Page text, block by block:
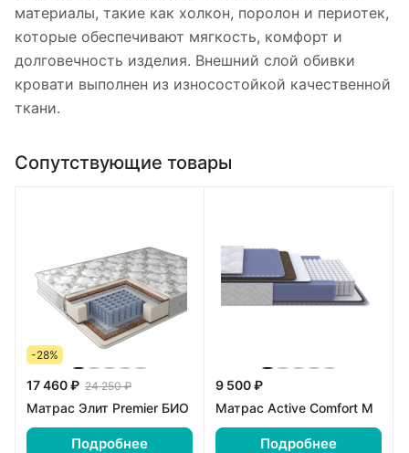
материалы, такие как холкон, поролон и периотек,
которые обеспечивают мягкость, комфорт и
долговечность изделия. Внешний слой обивки
кровати выполнен из износостойкой качественной
ткани.
Сопутствующие товары
-28%
17 460 ₽ 24 250 ₽
Матрас Элит Premier БИО
Подробнее
9 500 ₽
Матрас Active Comfort M
Подробнее